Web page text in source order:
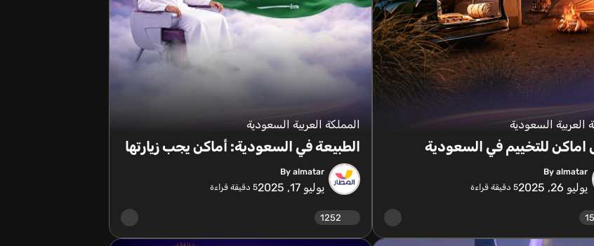
العربية السعودية
للتخييم في السعودية
By almatar
يوليو 26, 2025 5دقيقة قراءة
المملكة العربية السعودية
الطبيعة في السعودية: أماكن يجب زيارتها
By almatar
يوليو 17, 2025 5دقيقة قراءة